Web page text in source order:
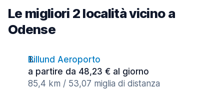
Le migliori 2 località vicino a
Odense
Billund Aeroporto
a partire da 48,23 € al giorno
85,4 km / 53,07 miglia di distanza